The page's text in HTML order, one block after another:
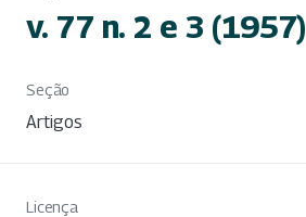
v. 77 n. 2 e 3 (1957)
Seção
Artigos
Licença